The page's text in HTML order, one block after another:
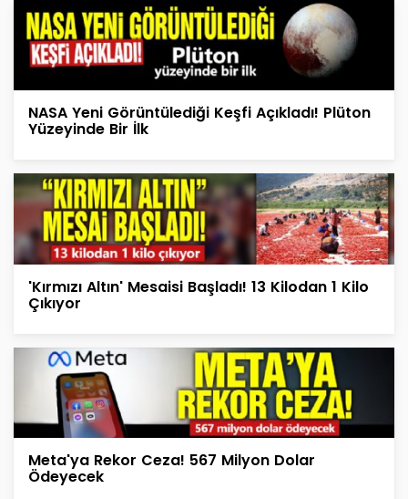
NASA Yeni Görüntülediği Keşfi Açıkladı! Plüton
Yüzeyinde Bir İlk
'Kırmızı Altın' Mesaisi Başladı! 13 Kilodan 1 Kilo
Çıkıyor
Meta'ya Rekor Ceza! 567 Milyon Dolar
Ödeyecek